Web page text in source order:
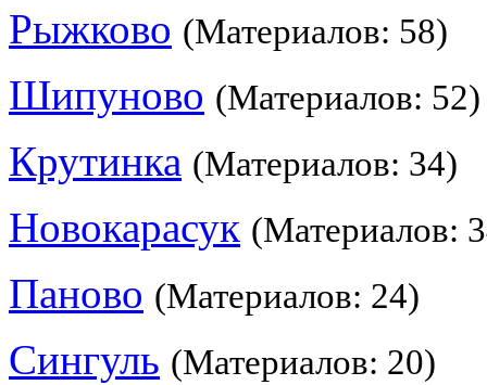
Рыжково (Материалов: 58)
Шипуново (Материалов: 52)
Крутинка (Материалов: 34)
Новокарасук (Материалов:
Паново (Материалов: 24)
Сингуль (Материалов: 20)